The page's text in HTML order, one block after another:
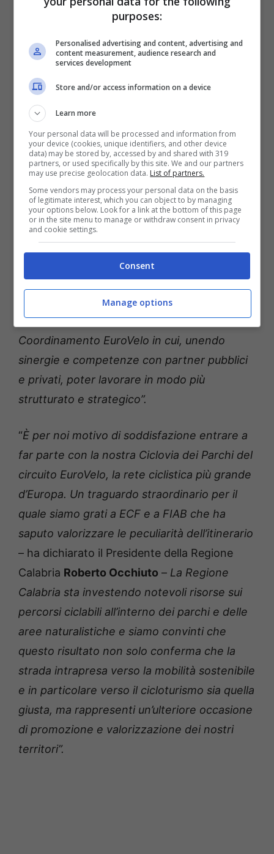
L’integrazione della Ciclovia dei Parchi in
EuroVelo 7 rappresenta un risultato molto
importante che premia il territorio e il lavoro
svolto da FIAB– ha affermato
responsabile area cicloturismo di FIAB –
nostro ruolo di Coordinatore Nazionale di
EuroVelo in Italia, infatti, monitoriamo
costantemente i percorsi e ci confrontiamo
con le istituzioni per valorizzare e
internazionale. Periodicamente riportiamo a
EuroVelo aggiornamenti sullo stato di
percorribilità dei tracciati, sulle nuove
infrastrutture, sugli investimenti nazionali e
regionali per il loro ampliamento e
manutenzione. Il prossimo passo per FIAB è
far nascere in Italia il Centro di
Coordinamento EuroVelo in cui, unendo
sinergie e competenze con partner pubblici
e privati, poter lavorare in modo più
strutturato e strategico”.
“È per noi motivo di soddisfazione entrare a
far parte con la nostra Ciclovia dei Parchi del
circuito EuroVelo, la rete ciclistica più grande
d’Europa. Un traguardo straordinario per il
quale siamo grati a ECF e a FIAB che ha
saputo valorizzare le peculiarità dell’itinerario
– ha dichiarato il Presidente della Regione
Calabria Roberto Occhiuto – La Regione
Calabria sta investendo notevoli risorse sui
percorsi ciclabili all’interno dei parchi e delle
aree naturalistiche e siamo convinti che
questo risultato non solo conferma che la
strada intrapresa verso la mobilità sostenibile
e in particolare verso il cicloturismo sia quella
giusta, ma rappresenti un’ulteriore occasione
di promozione e valorizzazione dei nostri
territori”.
purposes:
Personalised advertising and content, advertising and
content measurement, audience research and
services development
Store and/or access information on a device
Learn more
Your personal data will be processed and information from
your device (cookies, unique identifiers, and other device
data) may be stored by, accessed by and shared with 319
partners, or used specifically by this site. We and our partners
may use precise geolocation data. List of partners.
Some vendors may process your personal data on the basis
of legitimate interest, which you can object to by managing
your options below. Look for a link at the bottom of this page
or in the site menu to manage or withdraw consent in privacy
and cookie settings.
Consent
Manage options